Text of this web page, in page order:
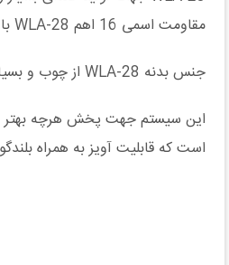
مقاومت اسمی 16 اهم WLA-28 باعث میشود که شما بتوانید هر 4 عدد اسپیکر را توسط یک آمپلی فایر درایو کنید و این یعنی باز هم هرینه کمتر.
جنس بدنه WLA-28 از چوب و بسیار مقاوم و یکپارچه طراحی شده است و در آن از دستگیره های پلاستیکی و فلزی جهت مقاومت بیشتر و تولید صدای بهتر توسط جعبه بلندگو،
است که قابلیت آویز به همراه